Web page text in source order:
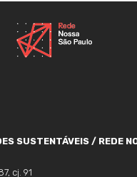
SUSTENTÁVEIS / REDE
cj. 91